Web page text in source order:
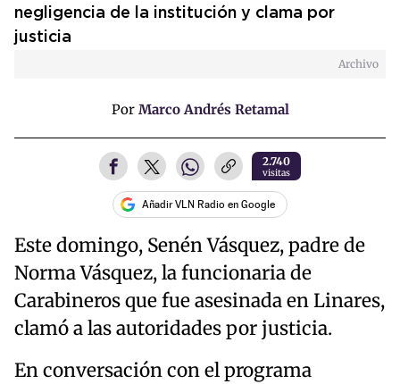
Archivo
Por Marco Andrés Retamal
2.740
visitas
Añadir VLN Radio en Google
Este domingo, Senén Vásquez, padre de
Norma Vásquez, la funcionaria de
Carabineros que fue asesinada en Linares,
clamó a las autoridades por justicia.
En conversación con el programa